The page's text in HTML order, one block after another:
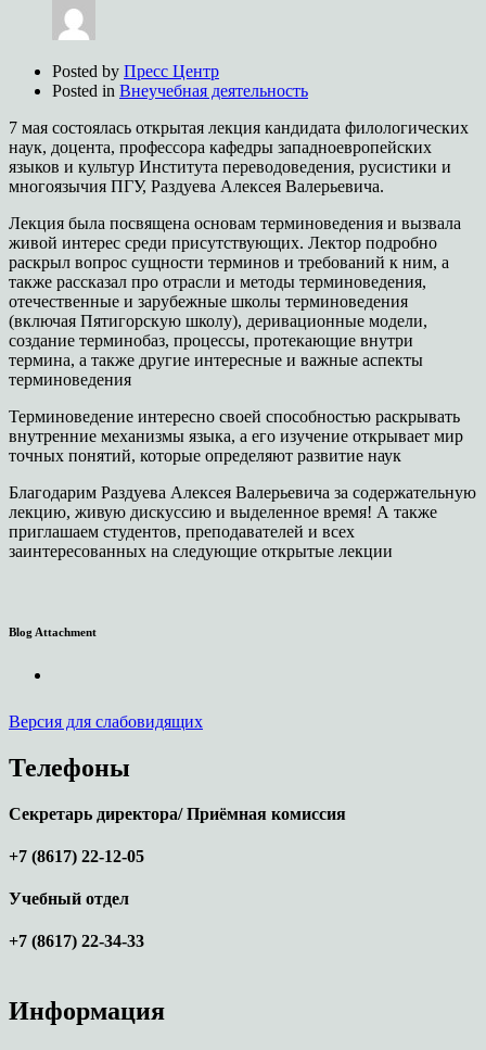
Posted by Пресс Центр
Posted in Внеучебная деятельность
7 мая состоялась открытая лекция кандидата филологических
наук, доцента, профессора кафедры западноевропейских
языков и культур Института переводоведения, русистики и
многоязычия ПГУ, Раздуева Алексея Валерьевича.
Лекция была посвящена основам терминоведения и вызвала
живой интерес среди присутствующих. Лектор подробно
раскрыл вопрос сущности терминов и требований к ним, а
также рассказал про отрасли и методы терминоведения,
отечественные и зарубежные школы терминоведения
(включая Пятигорскую школу), деривационные модели,
создание терминобаз, процессы, протекающие внутри
термина, а также другие интересные и важные аспекты
терминоведения
Терминоведение интересно своей способностью раскрывать
внутренние механизмы языка, а его изучение открывает мир
точных понятий, которые определяют развитие наук
Благодарим Раздуева Алексея Валерьевича за содержательную
лекцию, живую дискуссию и выделенное время! А также
приглашаем студентов, преподавателей и всех
заинтересованных на следующие открытые лекции
Blog Attachment
Версия для слабовидящих
Телефоны
Секретарь директора/ Приёмная комиссия
+7 (8617) 22-12-05
Учебный отдел
+7 (8617) 22-34-33
Информация